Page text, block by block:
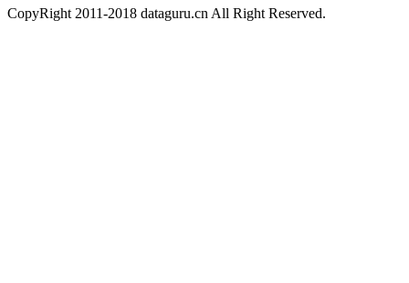
CopyRight 2011-2018 dataguru.cn All Right Reserved.